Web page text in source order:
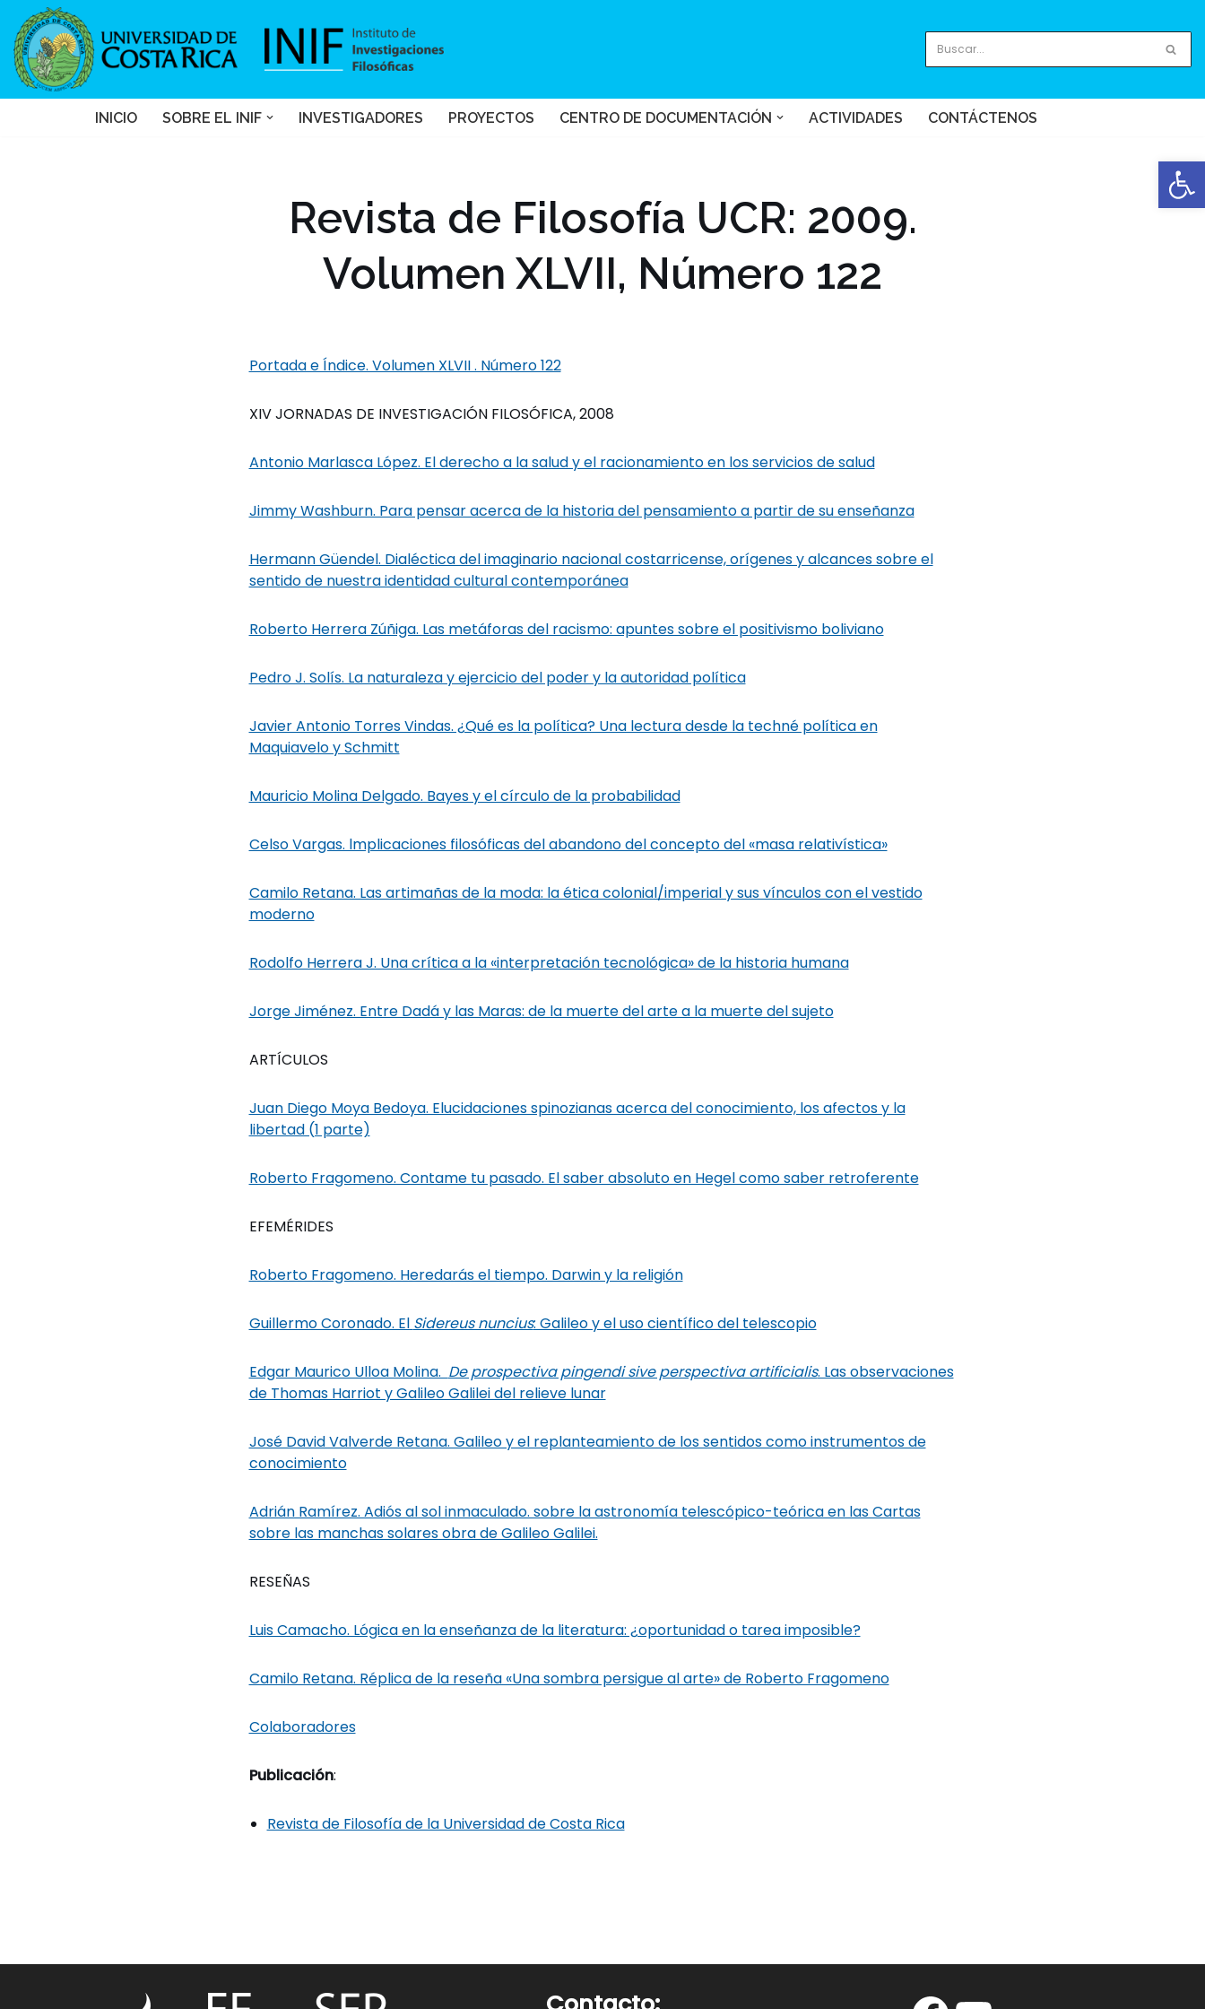
Saltar
al
contenido
INICIO SOBRE EL INIF INVESTIGADORES PROYECTOS CENTRO DE DOCUMENTACIÓN ACTIVIDADES CONTÁCTENOS
Revista de Filosofía UCR: 2009.
Volumen XLVII, Número 122
Portada e Índice. Volumen XLVII . Número 122
XIV JORNADAS DE INVESTIGACIÓN FILOSÓFICA, 2008
Antonio Marlasca López. El derecho a la salud y el racionamiento en los servicios de salud
Jimmy Washburn. Para pensar acerca de la historia del pensamiento a partir de su enseñanza
Hermann Güendel. Dialéctica del imaginario nacional costarricense, orígenes y alcances sobre el
sentido de nuestra identidad cultural contemporánea
Roberto Herrera Zúñiga. Las metáforas del racismo: apuntes sobre el positivismo boliviano
Pedro J. Solís. La naturaleza y ejercicio del poder y la autoridad política
Javier Antonio Torres Vindas. ¿Qué es la política? Una lectura desde la techné política en
Maquiavelo y Schmitt
Mauricio Molina Delgado. Bayes y el círculo de la probabilidad
Celso Vargas. lmplicaciones filosóficas del abandono del concepto del «masa relativística»
Camilo Retana. Las artimañas de la moda: la ética colonial/imperial y sus vínculos con el vestido
moderno
Rodolfo Herrera J. Una crítica a la «interpretación tecnológica» de la historia humana
Jorge Jiménez. Entre Dadá y las Maras: de la muerte del arte a la muerte del sujeto
ARTÍCULOS
Juan Diego Moya Bedoya. Elucidaciones spinozianas acerca del conocimiento, los afectos y la
libertad (1 parte)
Roberto Fragomeno. Contame tu pasado. El saber absoluto en Hegel como saber retroferente
EFEMÉRIDES
Roberto Fragomeno. Heredarás el tiempo. Darwin y la religión
Guillermo Coronado. El Sidereus nuncius: Galileo y el uso científico del telescopio
Edgar Maurico Ulloa Molina. De prospectiva pingendi sive perspectiva artificialis. Las observaciones
de Thomas Harriot y Galileo Galilei del relieve lunar
José David Valverde Retana. Galileo y el replanteamiento de los sentidos como instrumentos de
conocimiento
Adrián Ramírez. Adiós al sol inmaculado. sobre la astronomía telescópico-teórica en las Cartas
sobre las manchas solares obra de Galileo Galilei.
RESEÑAS
Luis Camacho. Lógica en la enseñanza de la literatura: ¿oportunidad o tarea imposible?
Camilo Retana. Réplica de la reseña «Una sombra persigue al arte» de Roberto Fragomeno
Colaboradores
Publicación:
Revista de Filosofía de la Universidad de Costa Rica